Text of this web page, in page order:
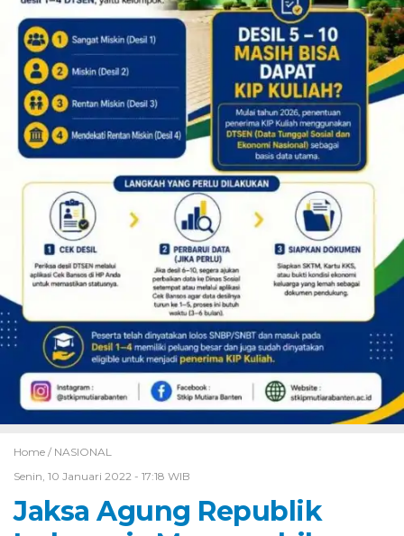
Home / NASIONAL
Senin, 10 Januari 2022 - 17:18 WIB
Jaksa Agung Republik